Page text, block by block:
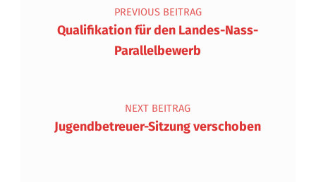
PREVIOUS BEITRAG
Qualifikation für den Landes-Nass-
Parallelbewerb
NEXT BEITRAG
Jugendbetreuer-Sitzung verschoben